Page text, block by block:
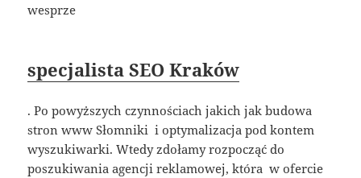
wesprze
specjalista SEO Kraków
. Po powyższych czynnościach jakich jak budowa
stron www Słomniki i optymalizacja pod kontem
wyszukiwarki. Wtedy zdołamy rozpocząć do
poszukiwania agencji reklamowej, która w ofercie